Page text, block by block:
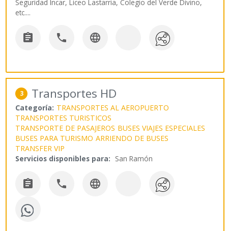
Seguridad Incar, Liceo Lastarria, Colegio del Verde Divino,
etc....
  
3 Transportes HD
Categoría: TRANSPORTES AL AEROPUERTO
TRANSPORTES TURISTICOS
TRANSPORTE DE PASAJEROS BUSES VIAJES ESPECIALES
BUSES PARA TURISMO ARRIENDO DE BUSES
TRANSFER VIP
Servicios disponibles para: San Ramón
  